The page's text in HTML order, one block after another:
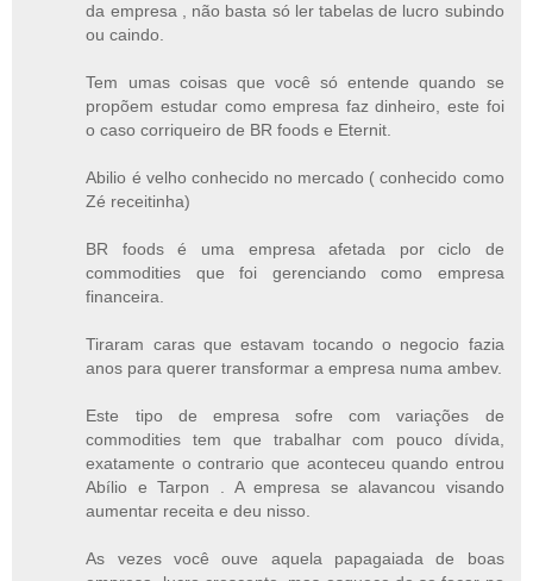
da empresa , não basta só ler tabelas de lucro subindo
ou caindo.
Tem umas coisas que você só entende quando se
propõem estudar como empresa faz dinheiro, este foi
o caso corriqueiro de BR foods e Eternit.
Abilio é velho conhecido no mercado ( conhecido como
Zé receitinha)
BR foods é uma empresa afetada por ciclo de
commodities que foi gerenciando como empresa
financeira.
Tiraram caras que estavam tocando o negocio fazia
anos para querer transformar a empresa numa ambev.
Este tipo de empresa sofre com variações de
commodities tem que trabalhar com pouco dívida,
exatamente o contrario que aconteceu quando entrou
Abílio e Tarpon . A empresa se alavancou visando
aumentar receita e deu nisso.
As vezes você ouve aquela papagaiada de boas